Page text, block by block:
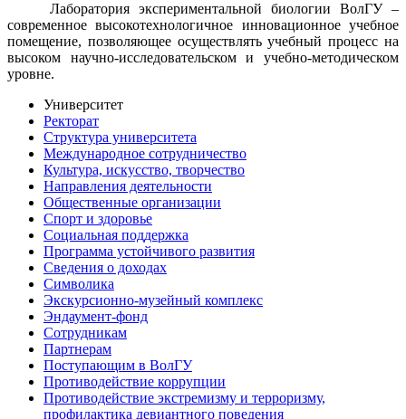
Лаборатория экспериментальной биологии ВолГУ –
современное высокотехнологичное инновационное учебное
помещение, позволяющее осуществлять учебный процесс на
высоком научно-исследовательском и учебно-методическом
уровне.
Университет
Ректорат
Структура университета
Международное сотрудничество
Культура, искусство, творчество
Направления деятельности
Общественные организации
Спорт и здоровье
Социальная поддержка
Программа устойчивого развития
Сведения о доходах
Символика
Экскурсионно-музейный комплекс
Эндаумент-фонд
Сотрудникам
Партнерам
Поступающим в ВолГУ
Противодействие коррупции
Противодействие экстремизму и терроризму,
профилактика девиантного поведения